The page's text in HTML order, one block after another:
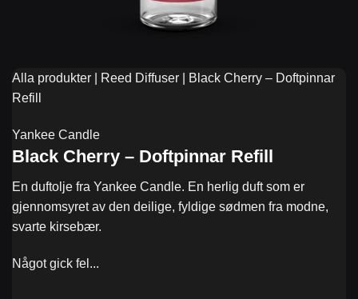
Alla produkter Reed Diffuser
Black Cherry – Doftpinnar
Refill
Yankee Candle
Black Cherry – Doftpinnar Refill
En duftolje fra Yankee Candle. En herlig duft som er
gjennomsyret av den deilige, fyldige sødmen fra modne,
svarte kirsebær.